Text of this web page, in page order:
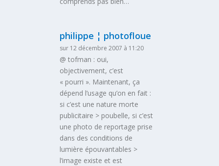
philippe ¦ photofloue
sur 12 décembre 2007 à 11:20
@ tofman : oui,
objectivement, c’est
« pourri ». Maintenant, ça
dépend l’usage qu’on en fait :
si c’est une nature morte
publicitaire > poubelle, si c’est
une photo de reportage prise
dans des conditions de
lumière épouvantables >
l’image existe et est